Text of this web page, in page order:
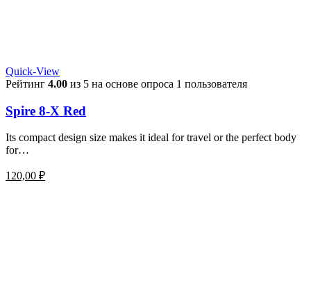
Quick-View
Рейтинг 4.00 из 5 на основе опроса 1 пользователя
Spire 8-X Red
Its compact design size makes it ideal for travel or the perfect body
for…
120,00 ₽